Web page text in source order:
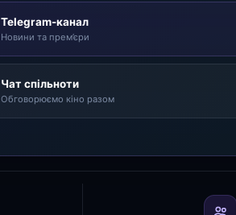
Telegram-канал
Новини та прем’єри
Чат спільноти
Обговорюємо кіно разом